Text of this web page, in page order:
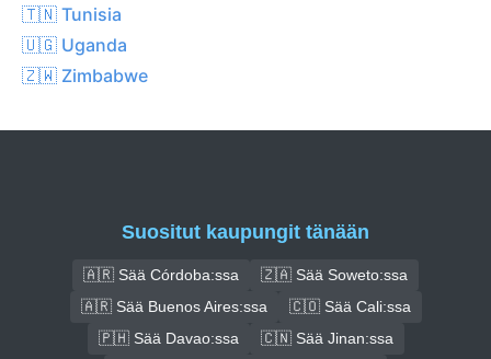
🇹🇳 Tunisia
🇺🇬 Uganda
🇿🇼 Zimbabwe
Suositut kaupungit tänään
🇦🇷 Sää Córdoba:ssa
🇿🇦 Sää Soweto:ssa
🇦🇷 Sää Buenos Aires:ssa
🇨🇴 Sää Cali:ssa
🇵🇭 Sää Davao:ssa
🇨🇳 Sää Jinan:ssa